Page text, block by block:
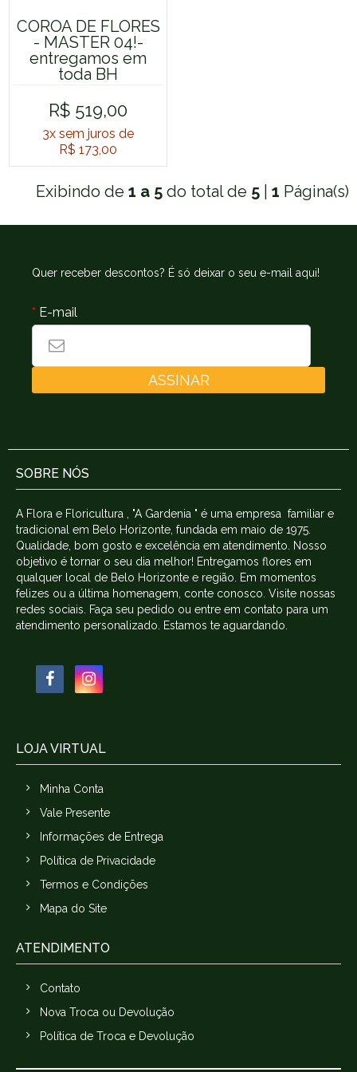
COROA DE FLORES
- MASTER 04!-
entregamos em
toda BH
R$ 519,00
3x sem juros de
R$ 173,00
Exibindo de 1 a 5 do total de 5 1 Página(s)
Quer receber descontos? É só deixar o seu e-mail aqui!
* E-mail
ASSINAR
SOBRE NÓS
A Flora e Floricultura , "A Gardenia " é uma empresa familiar e
tradicional em Belo Horizonte, fundada em maio de 1975.
Qualidade, bom gosto e excelência em atendimento. Nosso
objetivo é tornar o seu dia melhor! Entregamos flores em
qualquer local de Belo Horizonte e região. Em momentos
felizes ou a última homenagem, conte conosco. Visite nossas
redes sociais. Faça seu pedido ou entre em contato para um
atendimento personalizado. Estamos te aguardando.
LOJA VIRTUAL
Minha Conta
Vale Presente
Informações de Entrega
Política de Privacidade
Termos e Condições
Mapa do Site
ATENDIMENTO
Contato
Nova Troca ou Devolução
Política de Troca e Devolução